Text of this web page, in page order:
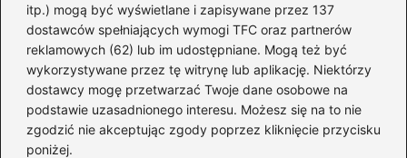
itp.) mogą być wyświetlane i zapisywane przez 137
dostawców spełniających wymogi TFC oraz partnerów
reklamowych (62) lub im udostępniane. Mogą też być
wykorzystywane przez tę witrynę lub aplikację. Niektórzy
dostawcy mogę przetwarzać Twoje dane osobowe na
podstawie uzasadnionego interesu. Możesz się na to nie
zgodzić nie akceptując zgody poprzez kliknięcie przycisku
poniżej.
W miarę jak poznaję kolejne utwory,
zauważam, że ukulele to nie tylko instrument,